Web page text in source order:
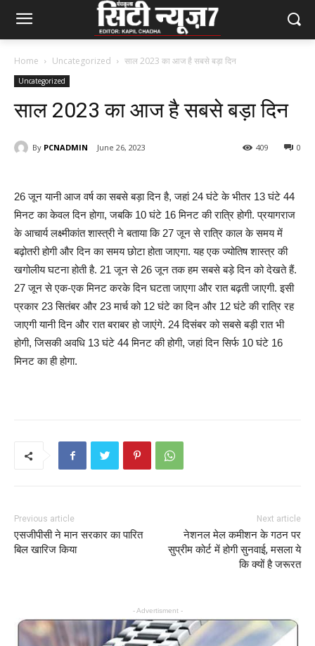
Home Uncategorized साल 2023 का आज है सबसे बड़ा दिन
Uncategorized
साल 2023 का आज है सबसे बड़ा दिन
By PCNADMIN June 26, 2023 0
409
26 जून यानी आज वर्ष का सबसे बड़ा दिन है, जहां 24 घंटे के भीतर 13 घंटे 44
मिनट का केवल दिन होगा, जबकि 10 घंटे 16 मिनट की रात्रि होगी. प्रयागराज
के आचार्य लक्ष्मीकांत शास्त्री ने बताया कि 27 जून से रात्रि काल के समय में
बढ़ोतरी होगी और दिन का समय छोटा होता जाएगा. यह एक ज्योतिष शास्त्र की
खगोलीय घटना होती है. 21 जून से 26 जून तक हम सबसे बड़े दिन को देखते हैं.
27 जून से एक-एक मिनट करके दिन घटता जाएगा और रात बढ़ती जाएगी. इसी
प्रकार 23 सितंबर और 23 मार्च को 12 घंटे का दिन और 12 घंटे की रात्रि रह
जाएगी यानी दिन और रात बराबर हो जाएंगे. 24 दिसंबर को सबसे बड़ी रात भी
होगी, जिसकी अवधि 13 घंटे 44 मिनट की होगी, जहां दिन सिर्फ 10 घंटे 16
मिनट का ही होगा.
Previous article
एसजीपीसी ने मान सरकार का पारित
बिल खारिज किया
Next article
नेशनल मेल कमीशन के गठन पर
सुप्रीम कोर्ट में होगी सुनवाई, मसला ये
कि क्यों है जरूरत
- Advertisment -